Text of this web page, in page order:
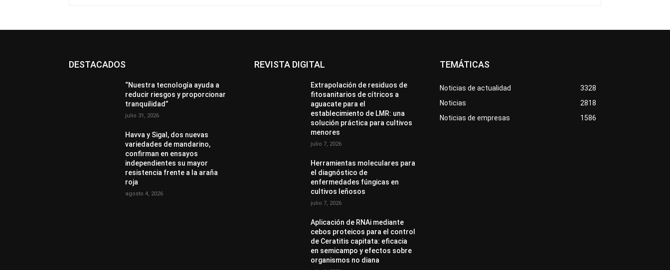
DESTACADOS
“Nuestra tecnología ayuda a
reducir riesgos y proporcionar
tranquilidad”
julio 31, 2026
Havva y Sigal, dos nuevas
variedades de mandarino,
confirman en ensayos
independientes su mayor
resistencia frente a la araña
roja
agosto 4, 2026
REVISTA DIGITAL
Extrapolación de residuos de
fitosanitarios de cítricos a
aguacate para el
establecimiento de LMR: una
solución práctica para cultivos
menores
julio 7, 2026
Herramientas moleculares para
el diagnóstico de
enfermedades fúngicas en
cultivos leñosos
julio 7, 2026
Aplicación de RNAi mediante
cebos proteicos para el control
de Ceratitis capitata: eficacia
en semicampo y efectos sobre
organismos no diana
TEMÁTICAS
Noticias de actualidad
3328
Noticias
2818
Noticias de empresas
1586